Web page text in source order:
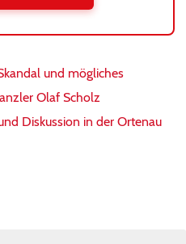
und mögliches
Olaf Scholz
Diskussion in der Ortenau